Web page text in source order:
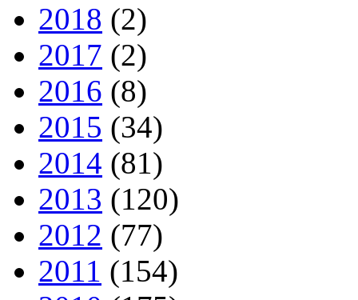
2018 (2)
2017 (2)
2016 (8)
2015 (34)
2014 (81)
2013 (120)
2012 (77)
2011 (154)